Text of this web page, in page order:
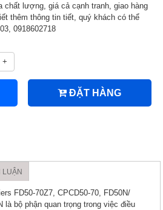
chất lượng, giá cả cạnh tranh, giao hàng
thêm thông tin tiết, quý khách có thể
0918602718
+
ĐẶT HÀNG
LUẬN
FD50-70Z7, CPCD50-70, FD50N/
là bộ phận quan trọng trong việc điều